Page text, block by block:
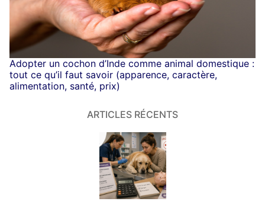
Adopter un cochon d’Inde comme animal domestique :
tout ce qu’il faut savoir (apparence, caractère,
alimentation, santé, prix)
ARTICLES RÉCENTS